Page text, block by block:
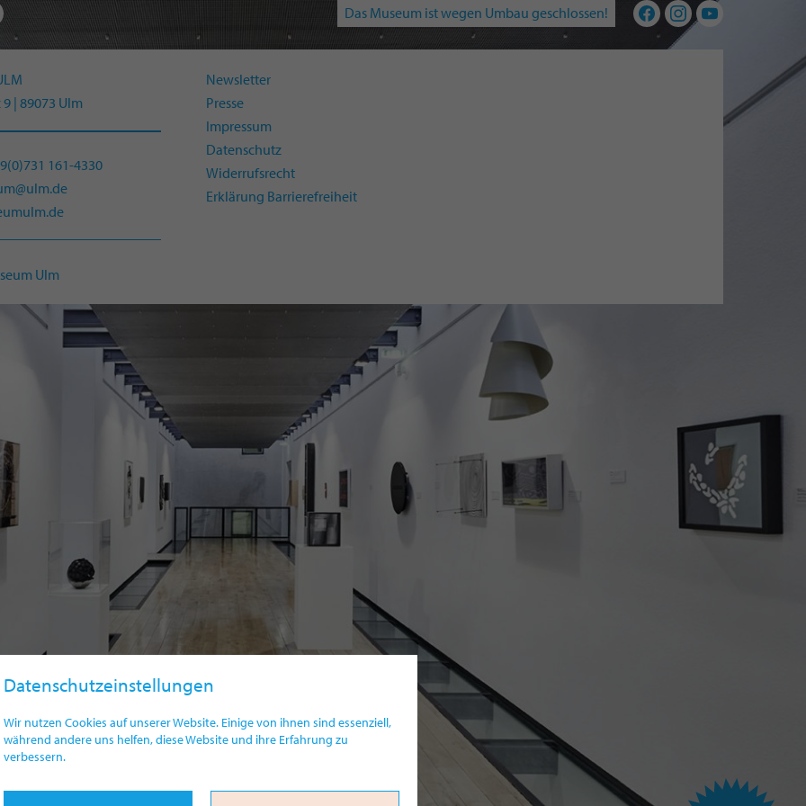
Datenschutzeinstellungen
Wir nutzen Cookies auf unserer Website. Einige von ihnen sind essenziell,
während andere uns helfen, diese Website und ihre Erfahrung zu
verbessern.
Das Museum ist wegen Umbau geschlossen!
| 89073 Ulm
161-4330
Newsletter
Presse
Impressum
Datenschutz
Widerrufsrecht
Erklärung Barrierefreiheit
Ulm